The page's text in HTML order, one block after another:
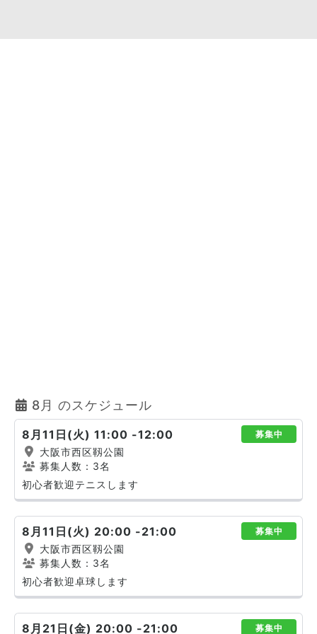
8月 のスケジュール
8月11日(火) 11:00 -12:00 募集中
大阪市西区靱公園
募集人数：3名
初心者歓迎テニスします
8月11日(火) 20:00 -21:00 募集中
大阪市西区靱公園
募集人数：3名
初心者歓迎卓球します
8月21日(金) 20:00 -21:00 募集中